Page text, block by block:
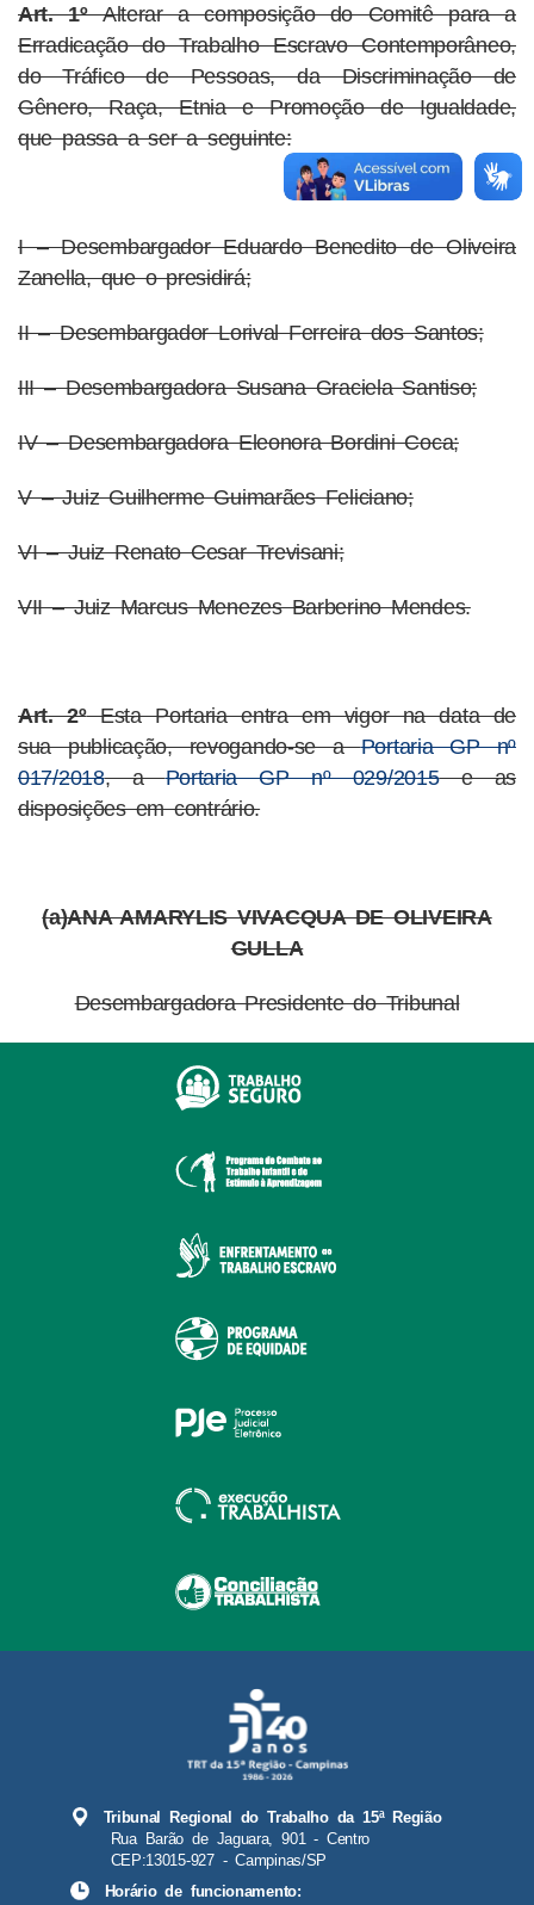
Art. 1ºAlterar a composição do Comitê para a
Erradicação do Trabalho Escravo Contemporâneo,
do Tráfico de Pessoas, da Discriminação de
Gênero, Raça, Etnia e Promoção de Igualdade,
que passa a ser a seguinte:
I – Desembargador Eduardo Benedito de Oliveira
Zanella, que o presidirá;
II – Desembargador Lorival Ferreira dos Santos;
III – Desembargadora Susana Graciela Santiso;
IV – Desembargadora Eleonora Bordini Coca;
V – Juiz Guilherme Guimarães Feliciano;
VI – Juiz Renato Cesar Trevisani;
VII – Juiz Marcus Menezes Barberino Mendes.
Art. 2ºEsta Portaria entra em vigor na data de
sua publicação, revogando-se aPortaria GP nº
017/2018, aPortaria GP nº 029/2015e as
disposições em contrário.
(a)ANA AMARYLIS VIVACQUA DE OLIVEIRA
GULLA
Desembargadora Presidente do Tribunal
Tribunal Regional do Trabalho da 15ª Região
Rua Barão de Jaguara, 901 - Centro
CEP:13015-927 - Campinas/SP
Horário de funcionamento: